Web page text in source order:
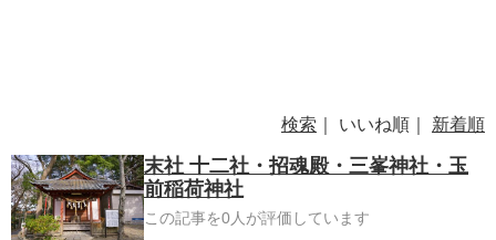
検索 ｜ いいね順｜ 新着順
末社 十二社・招魂殿・三峯神社・玉
前稲荷神社
この記事を0人が評価しています